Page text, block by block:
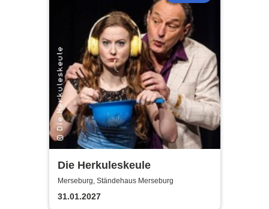
Die Herkuleskeule
Merseburg, Ständehaus Merseburg
31.01.2027